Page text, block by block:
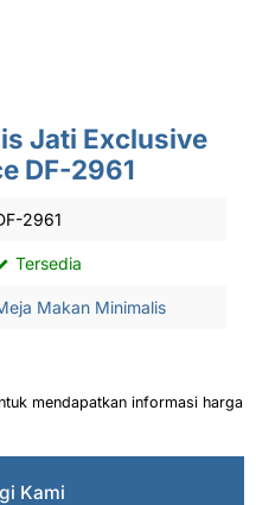
Jati Exclusive
DF-2961
2961
Tersedia
Makan Minimalis
mendapatkan informasi harga
Kami